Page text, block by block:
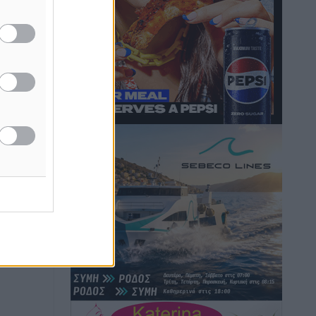
Στον Άγιο Νικόλαο Χάλκης ανοίγει
ξανά το ανανεωμένο εκκλησιαστικό
μουσείο από τη Λέσχη Lions Χάλκης
Τοπικές Ειδήσεις• πριν 55 λεπτά
Ρόδος: «Βουλιάζει» από τουρίστες –
Πάνω από 1 εκατ. επιβάτες και 55
Γ’ Εθνική Κατηγορία: Οι ημερομηνίες
των αγωνιστικών της κανονικής
περιόδου
πριν 6 ώρες
Συνελήφθησαν δύο άτομα στην
Κάρπαθο για άγρα πελατών
Τοπικές Ειδήσεις • πριν 7 ώρες